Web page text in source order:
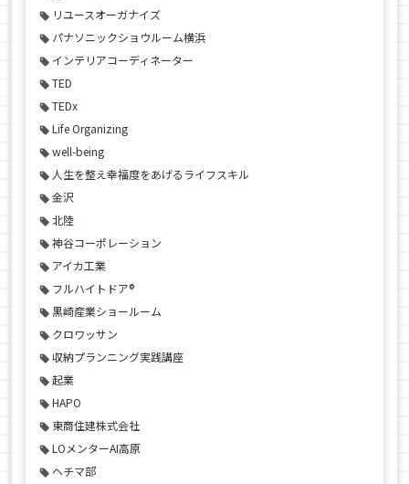
リユースオーガナイズ
パナソニックショウルーム横浜
インテリアコーディネーター
TED
TEDx
Life Organizing
well-being
人生を整え幸福度をあげるライフスキル
金沢
北陸
神谷コーポレーション
アイカ工業
フルハイトドア®
黒崎産業ショールーム
クロワッサン
収納プランニング実践講座
起業
HAPO
東商住建株式会社
LOメンターAI高原
ヘチマ部